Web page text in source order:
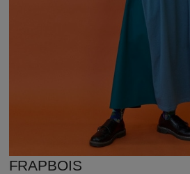
FRAPBOIS